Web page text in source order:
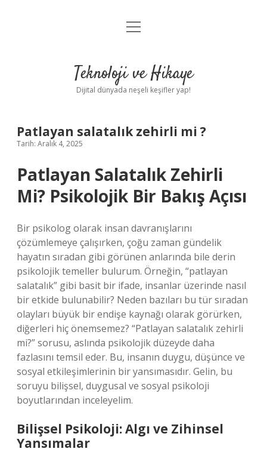
Anasayfa
Yasal Uyarı
menüyü
Teknoloji ve Hikaye
Dijital dünyada neşeli keşifler yap!
Patlayan salatalık zehirli mi ?
Tarih: Aralık 4, 2025
Patlayan Salatalık Zehirli
Mi? Psikolojik Bir Bakış Açısı
Bir psikolog olarak insan davranışlarını
çözümlemeye çalışırken, çoğu zaman gündelik
hayatın sıradan gibi görünen anlarında bile derin
psikolojik temeller bulurum. Örneğin, “patlayan
salatalık” gibi basit bir ifade, insanlar üzerinde nasıl
bir etkide bulunabilir? Neden bazıları bu tür sıradan
olayları büyük bir endişe kaynağı olarak görürken,
diğerleri hiç önemsemez? “Patlayan salatalık zehirli
mi?” sorusu, aslında psikolojik düzeyde daha
fazlasını temsil eder. Bu, insanın duygu, düşünce ve
sosyal etkileşimlerinin bir yansımasıdır. Gelin, bu
soruyu bilişsel, duygusal ve sosyal psikoloji
boyutlarından inceleyelim.
Bilişsel Psikoloji: Algı ve Zihinsel
Yansımalar